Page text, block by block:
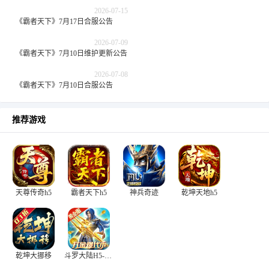
2026-07-15
《霸者天下》7月17日合服公告
2026-07-09
《霸者天下》7月10日维护更新公告
2026-07-08
《霸者天下》7月10日合服公告
推荐游戏
天尊传奇h5 霸者天下h5 神兵奇迹 乾坤天地h5
乾坤大挪移 斗罗大陆H5-极速黄金版